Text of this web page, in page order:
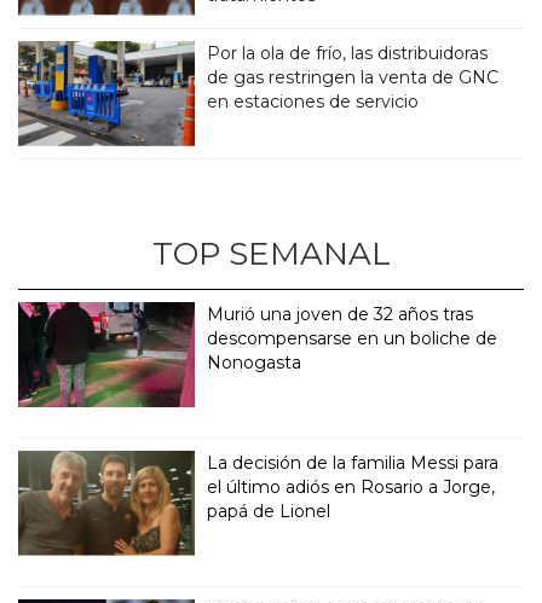
Por la ola de frío, las distribuidoras
de gas restringen la venta de GNC
en estaciones de servicio
TOP SEMANAL
Murió una joven de 32 años tras
descompensarse en un boliche de
Nonogasta
La decisión de la familia Messi para
el último adiós en Rosario a Jorge,
papá de Lionel